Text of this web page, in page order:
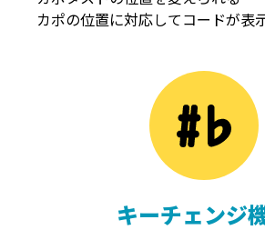
カポの位置に対応してコードが表
キーチェンジ